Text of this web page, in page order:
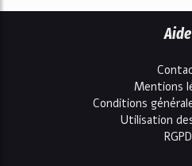
Aide
Mentions
Conditions
Utilisation
RGPD